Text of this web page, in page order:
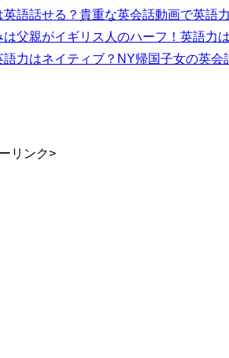
語話せる？貴重な英会話動画で英語
父親がイギリス人のハーフ！英語力
語力はネイティブ？NY帰国子女の英会
リンク>